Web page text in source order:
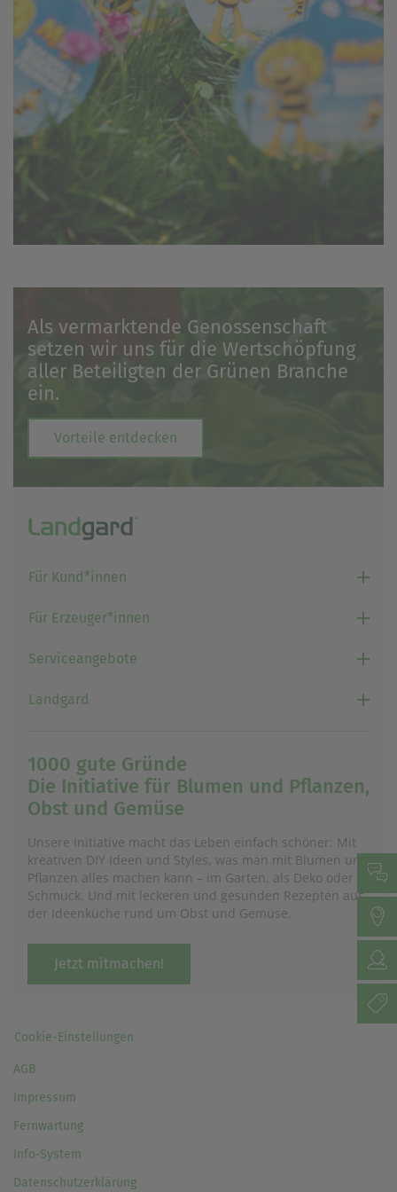
einem erneuten Besuch der Seite schnell wieder zur
Verfügung stellen.
Marketing
Wir verwenden Cookies für Personalisierung, um Ihnen
Inhalte anzuzeigen, die relevanter für Sie sind. So
können wir Ihnen beispielweise Angebote präsentieren,
die genau auf Ihr bisheriges Suchverhalten
zugeschnitten sind.
Als vermarktende Genossenschaft
setzen wir uns für die Wertschöpfung
aller Beteiligten der Grünen Branche
ein.
Vorteile entdecken
Für Kund*innen
Für Erzeuger*innen
Serviceangebote
Landgard
1000 gute Gründe
Die Initiative für Blumen und Pflanzen,
Obst und Gemüse
Unsere Initiative macht das Leben einfach schöner: Mit
kreativen DIY Ideen und Styles, was man mit Blumen und
Pflanzen alles machen kann – im Garten, als Deko oder
Schmuck. Und mit leckeren und gesunden Rezepten aus
der Ideenküche rund um Obst und Gemüse.
Jetzt mitmachen!
Cookie-Einstellungen
AGB
Impressum
Fernwartung
Info-System
Datenschutzerklärung